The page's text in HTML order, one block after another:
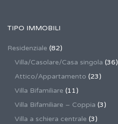
TIPO IMMOBILI
Residenziale (82)
Villa/Casolare/Casa singola (36)
Attico/Appartamento (23)
Villa Bifamiliare (11)
Villa Bifamiliare – Coppia (3)
Villa a schiera centrale (3)